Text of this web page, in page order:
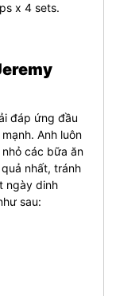
x 4 sets.
đáp ứng đầu
Anh luôn
các bữa ăn
nhất, tránh
ngày dinh
sau: